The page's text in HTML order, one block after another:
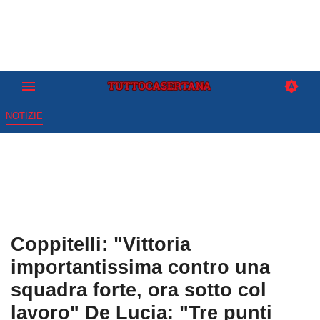
NOTIZIE
Coppitelli: "Vittoria
importantissima contro una
squadra forte, ora sotto col
lavoro" De Lucia: "Tre punti